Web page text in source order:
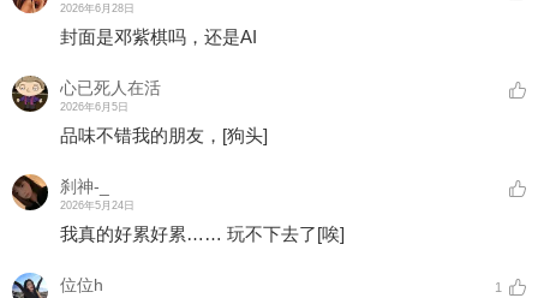
2026年6月28日
封面是邓紫棋吗，还是AI
心已死人在活
2026年6月5日
品味不错我的朋友， [狗头]
刹神-_
2026年5月24日
我真的好累好累…… 玩不下去了[唉]
位位h 1